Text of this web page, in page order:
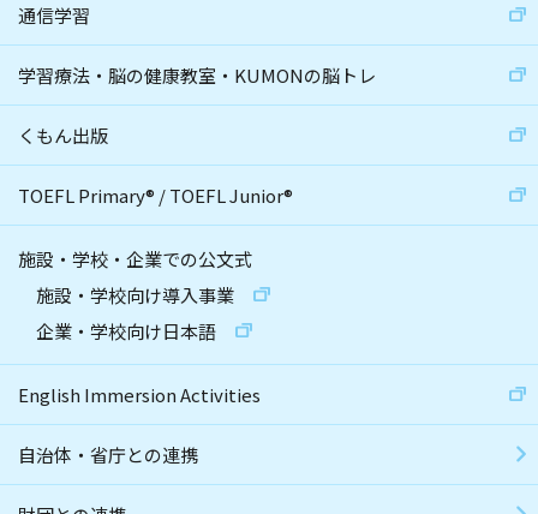
通信学習
学習療法・脳の健康教室・KUMONの脳トレ
くもん出版
TOEFL Primary® /TOEFL Junior®
施設・学校・企業での公文式
施設・学校向け導入事業
企業・学校向け日本語
English Immersion Activities
自治体・省庁との連携